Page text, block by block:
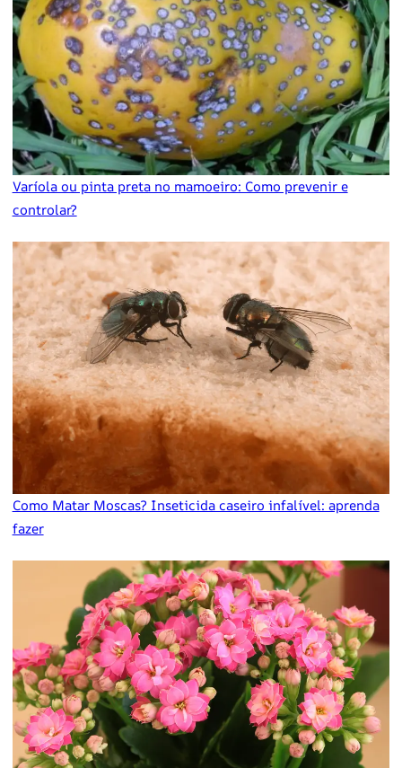
Varíola ou pinta preta no mamoeiro: Como prevenir e
controlar?
Como Matar Moscas? Inseticida caseiro infalível: aprenda
fazer